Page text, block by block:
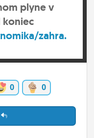
plyne v
koniec
zahra...
0 0